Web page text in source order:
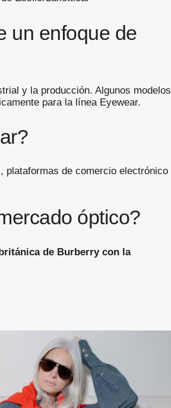
un enfoque de
y la producción. Algunos modelos
para la línea Eyewear.
plataformas de comercio electrónico
óptico?
de Burberry con la